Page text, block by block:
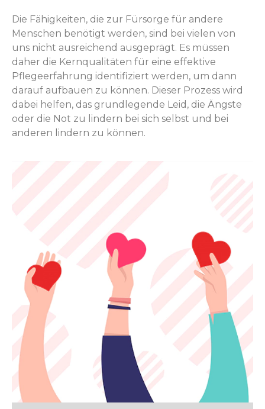
Die Fähigkeiten, die zur Fürsorge für andere
Menschen benötigt werden, sind bei vielen von
uns nicht ausreichend ausgeprägt. Es müssen
daher die Kernqualitäten für eine effektive
Pflegeerfahrung identifiziert werden, um dann
darauf aufbauen zu können. Dieser Prozess wird
dabei helfen, das grundlegende Leid, die Ängste
oder die Not zu lindern bei sich selbst und bei
anderen lindern zu können.